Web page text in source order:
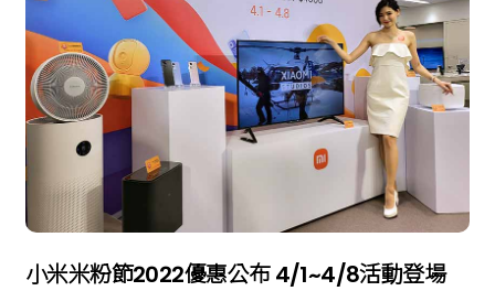
小米米粉節2022優惠公布 4/1~4/8活動登場